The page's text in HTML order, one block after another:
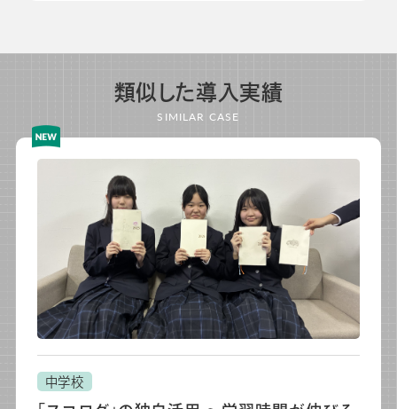
類似した導入実績
SIMILAR CASE
中学校